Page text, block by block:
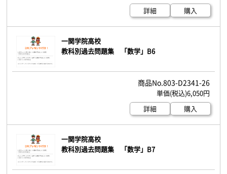
詳細
購入
一関学院高校
教科別過去問題集 「数学」B6
803-D2341-26
6,050円
詳細
購入
一関学院高校
教科別過去問題集 「数学」B7